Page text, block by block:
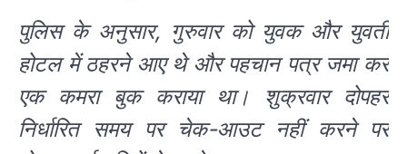
पुलिस के अनुसार, गुरुवार को युवक और युवती
होटल में ठहरने आए थे और पहचान पत्र जमा कर
एक कमरा बुक कराया था। शुक्रवार दोपहर
निर्धारित समय पर चेक-आउट नहीं करने पर